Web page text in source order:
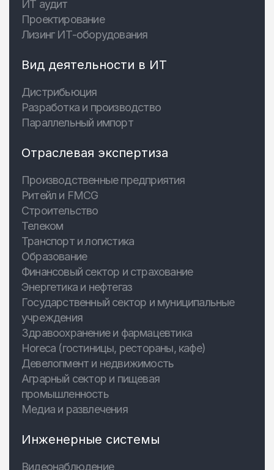
ИТ аудит
Проектирование
Лизинг ИТ-оборудования
Вид деятельности в ИТ
Дистрибьюция
Разработка и производство
Параллельный импорт
Отраслевая экспертиза
Производственные предприятия
Ритейл и FMCG
Строительство
Телеком
Транспорт и логистика
Образование
Финансовый сектор и страхование
Энергетика и нефтегаз
Государственный сектор и муниципальные
учреждения
Здравоохранение и фармацевтика
Horeca (гостиницы, рестораны, кафе)
Девелопмент и недвижимость
Аграрный сектор и пищевая
промышленность
Медиа и развлечения
Инженерные системы
Видеонаблюдение